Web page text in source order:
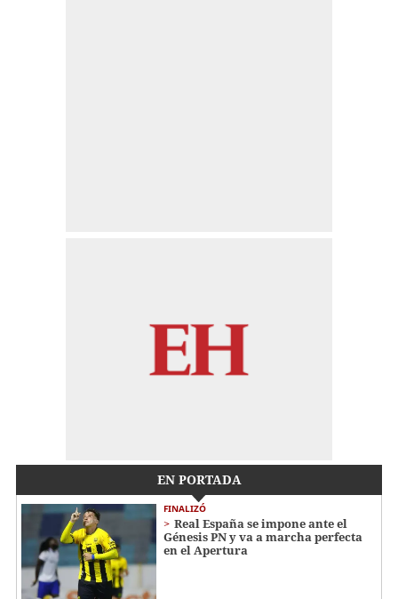
EN PORTADA
FINALIZÓ
Real España se impone ante el
Génesis PN y va a marcha perfecta
en el Apertura